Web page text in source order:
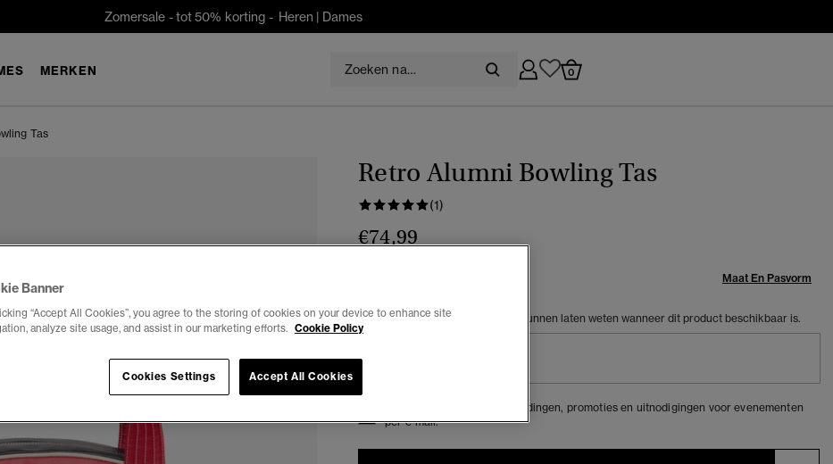
Zomersale - tot 50% korting - Heren | Dames
MERKEN 0
Tas
Retro Alumni Bowling Tas
(1)
€74,99
Maat En Pasvorm
Vul je e-mailadres in zodat we je kunnen laten weten wanneer dit product beschikbaar is.
Stuur me exclusieve aanbiedingen, promoties en uitnodigingen voor evenementen
per e-mail.
Banner
“Accept All Cookies”, you agree to the storing of cookies on your device to enhance site
analyze site usage, and assist in our marketing efforts. Cookie Policy
Cookies Settings Accept All Cookies